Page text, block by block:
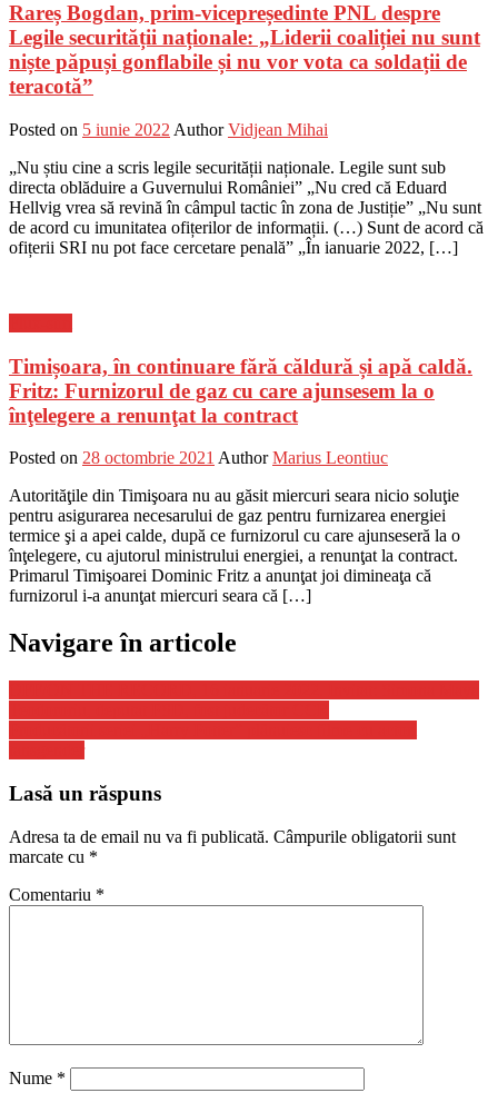
Rareș Bogdan, prim-vicepreședinte PNL despre
Legile securității naționale: „Liderii coaliției nu sunt
niște păpuși gonflabile și nu vor vota ca soldații de
teracotă”
Posted on 5 iunie 2022 Author Vidjean Mihai
„Nu știu cine a scris legile securității naționale. Legile sunt sub
directa oblăduire a Guvernului României” „Nu cred că Eduard
Hellvig vrea să revină în câmpul tactic în zona de Justiție” „Nu sunt
de acord cu imunitatea ofițerilor de informații. (…) Sunt de acord că
ofițerii SRI nu pot face cercetare penală” „În ianuarie 2022, […]
Timișoara, în continuare fără căldură și apă caldă.
Fritz: Furnizorul de gaz cu care ajunsesem la o
înţelegere a renunţat la contract
Posted on 28 octombrie 2021 Author Marius Leontiuc
Autorităţile din Timişoara nu au găsit miercuri seara nicio soluţie
pentru asigurarea necesarului de gaz pentru furnizarea energiei
termice şi a apei calde, după ce furnizorul cu care ajunseseră la o
înţelegere, cu ajutorul ministrului energiei, a renunţat la contract.
Primarul Timişoarei Dominic Fritz a anunţat joi dimineaţa că
furnizorul i-a anunţat miercuri seara că […]
Navigare în articole
Lasă un răspuns
Adresa ta de email nu va fi publicată. Câmpurile obligatorii sunt
marcate cu *
Comentariu *
Nume *